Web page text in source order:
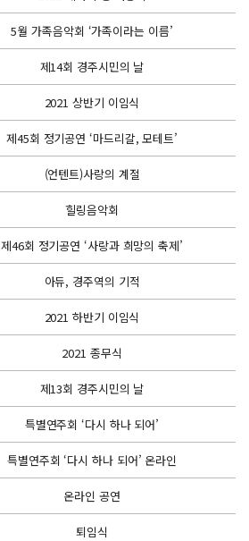
5월 가족음악회 ‘가족이라는 이름’
제14회 경주시민의 날
2021 상반기 이임식
제45회 정기공연 ‘마드리갈, 모테트’
(언텐트)사랑의 계절
힐링음악회
제46회 정기공연 ‘사랑과 희망의 축제’
아듀, 경주역의 기적
2021 하반기 이임식
2021 종무식
제13회 경주시민의 날
특별연주회 ‘다시 하나 되어’
특별연주회 ‘다시 하나 되어’ 온라인
온라인 공연
퇴임식